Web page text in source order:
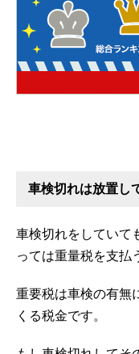
車検切れは放置し
車検切れをしていて
っては重量税を支払
重要税は車検の有無
くる税金です。